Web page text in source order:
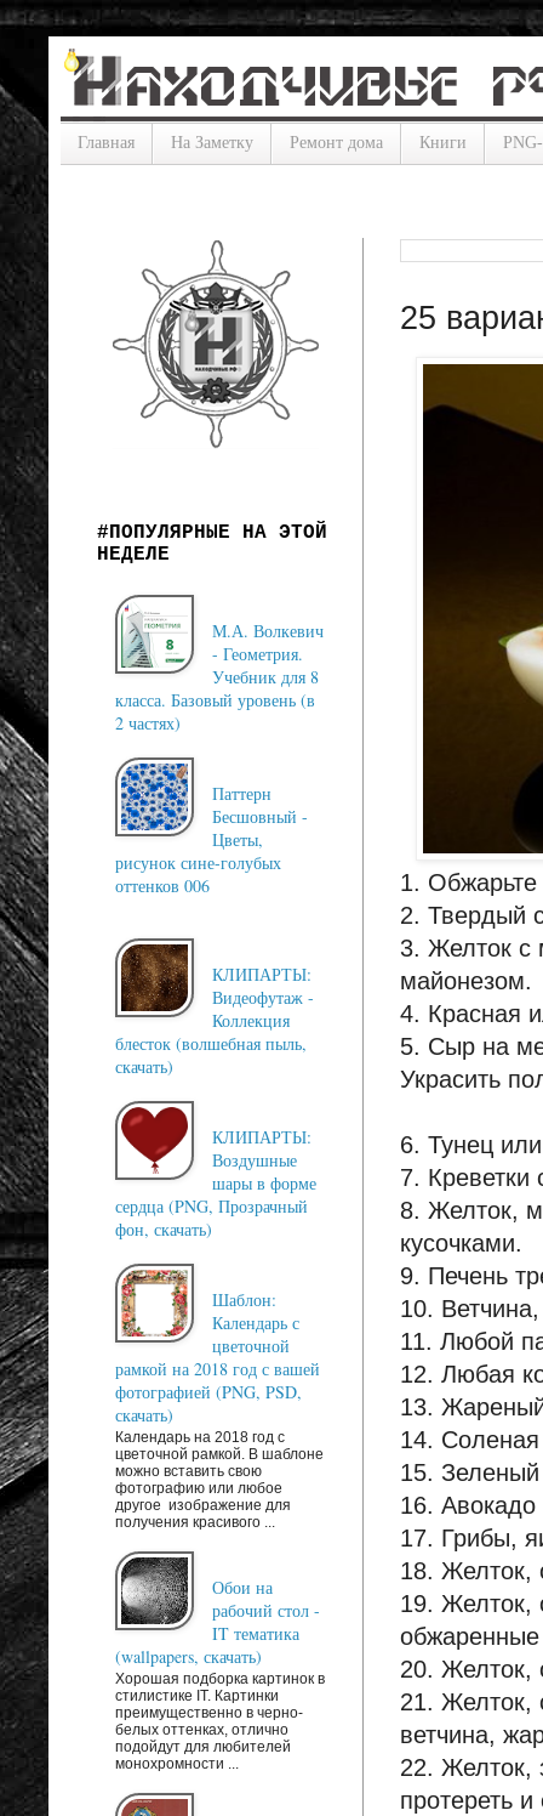
Главная На Заметку Ремонт дома Книги
25
1.
2. Твердый
3. Желток с
майонезом.
4. Красная
5. Сыр на
Украсить
6. Тунец
7. Креветки
8. Желток,
кусочками.
9. Печень
10.
11. Любой
12. Любая
13.
14.
15.
16.
17. Грибы,
18. Желток,
19. Желток,
20. Желток,
21. Желток,
ветчина,
22. Желток,
протереть
#ПОПУЛЯРНЫЕ НА ЭТОЙ
НЕДЕЛЕ
М.А. Волкевич
- Геометрия.
Учебник для 8
класса. Базовый уровень (в
2 частях)
Паттерн
Бесшовный -
Цветы,
рисунок сине-голубых
оттенков 006
КЛИПАРТЫ:
Видеофутаж -
Коллекция
блесток (волшебная пыль,
скачать)
КЛИПАРТЫ:
Воздушные
шары в форме
сердца (PNG, Прозрачный
фон, скачать)
Шаблон:
Календарь с
цветочной
рамкой на 2018 год с вашей
фотографией (PNG, PSD,
скачать)
Календарь на 2018 год с
цветочной рамкой. В шаблоне
можно вставить свою
фотографию или любое
другое изображение для
получения красивого ...
Обои на
рабочий стол -
IT тематика
(wallpapers, скачать)
Хорошая подборка картинок в
стилистике IT. Картинки
преимущественно в черно-
белых оттенках, отлично
подойдут для любителей
монохромности ...